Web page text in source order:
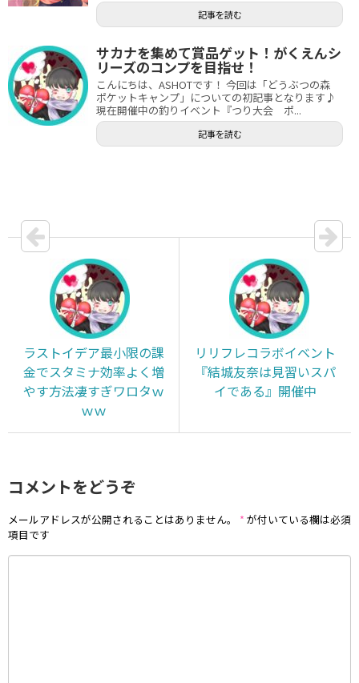
記事を読む
サカナを集めて賞品ゲット！がくえんシ
リーズのコンプを目指せ！
こんにちは、ASHOTです！ 今回は「どうぶつの森
ポケットキャンプ」についての初記事となります♪
現在開催中の釣りイベント『つり大会 ポ...
記事を読む
ラストイデア最小限の課
金でスタミナ効率よく増
やす方法凄すぎワロタｗ
ｗｗ
リリフレコラボイベント
『結城友奈は見習いスパ
イである』開催中
コメントをどうぞ
メールアドレスが公開されることはありません。 * が付いている欄は必須
項目です